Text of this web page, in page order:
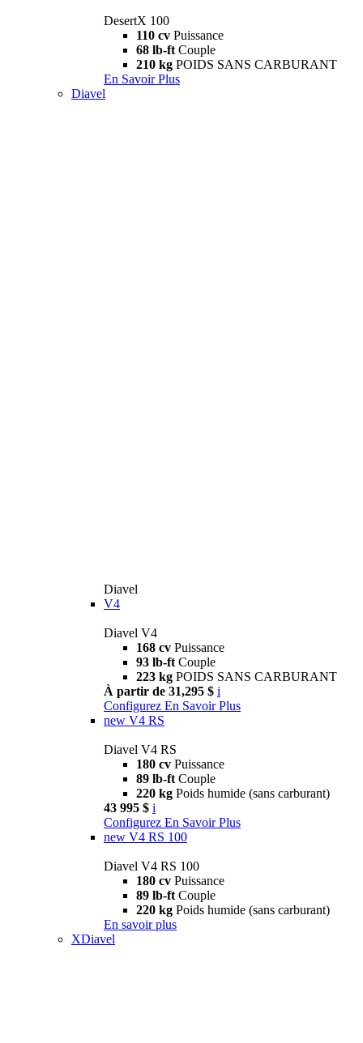
DesertX 100
110 cv Puissance
68 lb-ft Couple
210 kg POIDS SANS CARBURANT
En Savoir Plus
Diavel
Diavel
V4
Diavel V4
168 cv Puissance
93 lb-ft Couple
223 kg POIDS SANS CARBURANT
À partir de 31,295 $ i
Configurez En Savoir Plus
new V4 RS
Diavel V4 RS
180 cv Puissance
89 lb-ft Couple
220 kg Poids humide (sans carburant)
43 995 $ i
Configurez En Savoir Plus
new V4 RS 100
Diavel V4 RS 100
180 cv Puissance
89 lb-ft Couple
220 kg Poids humide (sans carburant)
En savoir plus
XDiavel